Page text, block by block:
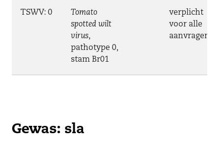
TSWV: 0
Tomato
spotted wilt
virus,
pathotype 0,
stam Br01
verplicht
voor alle
aanvragen
Gewas: sla